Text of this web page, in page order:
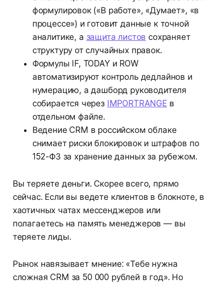
формулировок («В работе», «Думает», «в
процессе») и готовит данные к точной
аналитике, а защита листов сохраняет
структуру от случайных правок.
Формулы IF, TODAY и ROW
автоматизируют контроль дедлайнов и
нумерацию, а дашборд руководителя
собирается через
IMPORTRANGEв
отдельном файле.
Ведение CRM в российском облаке
снимает риски блокировок и штрафов по
152-ФЗ за хранение данных за рубежом.
Вы теряете деньги. Скорее всего, прямо
сейчас. Если вы ведете клиентов в блокноте, в
хаотичных чатах мессенджеров или
полагаетесь на память менеджеров — вы
теряете лиды.
Рынок навязывает мнение: «Тебе нужна
сложная CRM за 50 000 рублей в год». Но